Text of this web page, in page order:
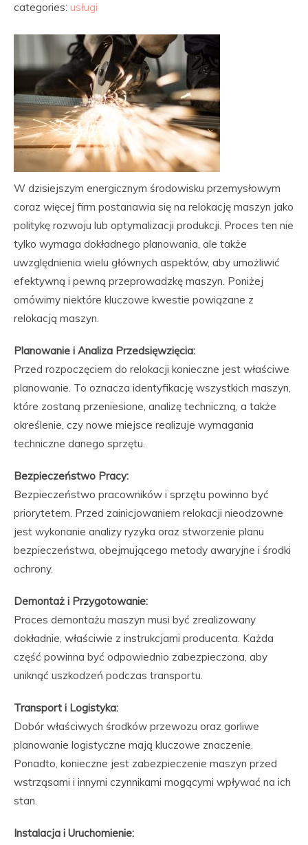
categories: usługi
W dzisiejszym energicznym środowisku przemysłowym
coraz więcej firm postanawia się na relokację maszyn jako
politykę rozwoju lub optymalizacji produkcji. Proces ten nie
tylko wymaga dokładnego planowania, ale także
uwzględnienia wielu głównych aspektów, aby umożliwić
efektywną i pewną przeprowadzkę maszyn. Poniżej
omówimy niektóre kluczowe kwestie powiązane z
relokacją maszyn.
Planowanie i Analiza Przedsięwzięcia:
Przed rozpoczęciem do relokacji konieczne jest właściwe
planowanie. To oznacza identyfikację wszystkich maszyn,
które zostaną przeniesione, analizę techniczną, a także
określenie, czy nowe miejsce realizuje wymagania
techniczne danego sprzętu.
Bezpieczeństwo Pracy:
Bezpieczeństwo pracowników i sprzętu powinno być
priorytetem. Przed zainicjowaniem relokacji nieodzowne
jest wykonanie analizy ryzyka oraz stworzenie planu
bezpieczeństwa, obejmującego metody awaryjne i środki
ochrony.
Demontaż i Przygotowanie:
Proces demontażu maszyn musi być zrealizowany
dokładnie, właściwie z instrukcjami producenta. Każda
część powinna być odpowiednio zabezpieczona, aby
uniknąć uszkodzeń podczas transportu.
Transport i Logistyka:
Dobór właściwych środków przewozu oraz gorliwe
planowanie logistyczne mają kluczowe znaczenie.
Ponadto, konieczne jest zabezpieczenie maszyn przed
wstrząsami i innymi czynnikami mogącymi wpływać na ich
stan.
Instalacja i Uruchomienie: